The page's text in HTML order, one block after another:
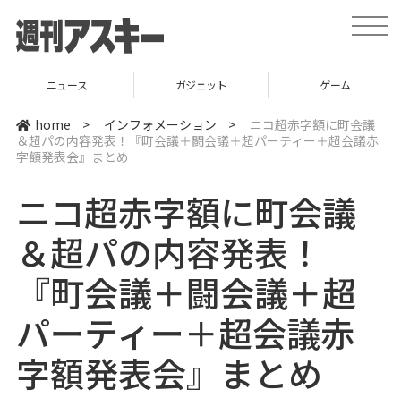
t
o
a
v
i
ニュース ガジェット ゲーム
home > インフォメーション >
ニコ超赤字額に町会議
＆超パの内容発表！『町会議＋闘会議＋超パーティー＋超会議赤
字額発表会』まとめ
ニコ超赤字額に町会議
＆超パの内容発表！
『町会議＋闘会議＋超
パーティー＋超会議赤
字額発表会』まとめ